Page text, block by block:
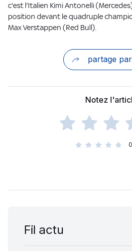
c'est l'Italien Kimi Antonelli
position devant le quadruple
Max Verstappen (Red Bull).
partage
Notez
0
Fil actu